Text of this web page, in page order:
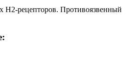
Н2-рецепторов. Противоязвенный